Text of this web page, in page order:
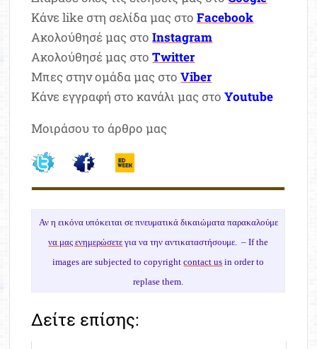
Κάνε like στη σελίδα μας στοFacebook
Ακολούθησέ μας στοInstagram
Ακολούθησέ μας στοTwitter
Μπες στην ομάδα μας στοViber
Κάνε εγγραφή στο κανάλι μας στοYoutube
Μοιράσου το άρθρο μας
Αν η εικόνα υπόκειται σε πνευματικά δικαιώματα παρακαλούμε
να μας ενημερώσετε για να την αντικαταστήσουμε. –If the
images are subjected to copyrightcontact us in order to
replase them.
Δείτε επίσης: